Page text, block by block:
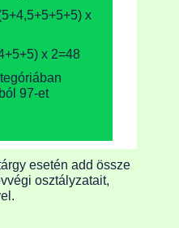
x
x 2=48
97-et
esetén add össze
osztályzatait,